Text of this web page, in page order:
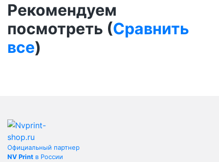
Рекомендуем
посмотреть (Сравнить
все)
Официальный партнер
NV Print в России